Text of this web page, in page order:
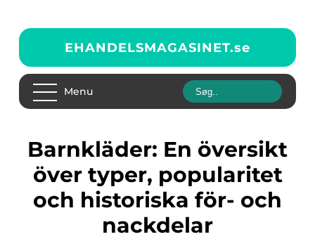
EHANDELSMAGASINET.se
Menu
Barnkläder: En översikt
över typer, popularitet
och historiska för- och
nackdelar